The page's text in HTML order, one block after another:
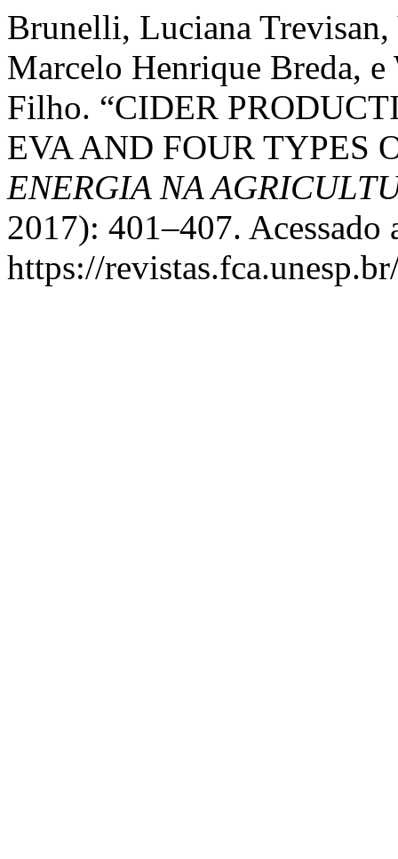
Brunelli, Luciana
Marcelo Henrique Breda,
Filho. “CIDER
EVA AND FOUR TYPES
ENERGIA NA
2017): 401–407. Acessado
https://